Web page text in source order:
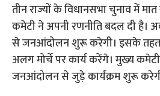
तीन राज्यों के विधानसभा चुनाव में
कमेटी ने अपनी रणनीति बदल दी है।
से जनआंदोलन शुरू करेगी। इसके
अलग मोर्चे पर कार्य करेंगे। मुख्य
जनआंदोलन से जुड़े कार्यक्रम शुरू